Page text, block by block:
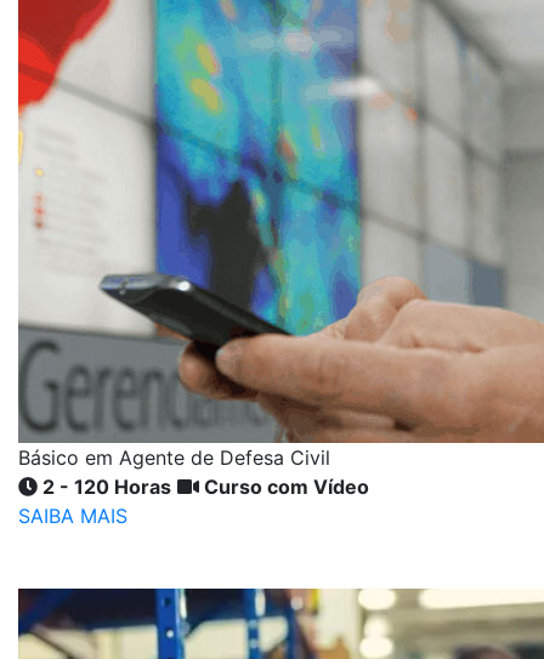
Básico em Agente de Defesa Civil
2 - 120 Horas
Curso com Vídeo
SAIBA MAIS